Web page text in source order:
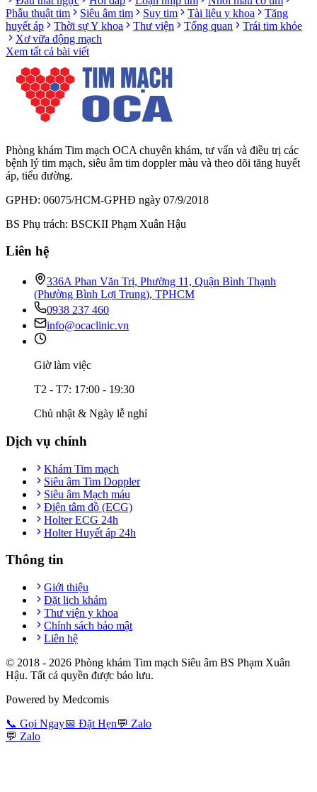
Phẫu thuật tim
Siêu âm tim Suy tim Tài liệu y khoa
Tăng
huyết áp
Thời sự Y khoa Thư viện Tổng quan
Trái tim khỏe
Xơ vữa động mạch
Xem tất cả bài viết
Phòng khám Tim mạch OCA chuyên khám, tư vấn và điều trị các
bệnh lý tim mạch, siêu âm tim doppler màu và theo dõi tăng huyết
áp, tiểu đường.
GPHĐ: 06075/HCM-GPHĐ ngày 07/9/2018
BS Phụ trách: BSCKII Phạm Xuân Hậu
Liên hệ
336A Phan Văn Trị, Phường 11, Quận Bình Thạnh
(Phường Bình Lợi Trung), TPHCM
0938 237 460
info@ocaclinic.vn
Giờ làm việc
T2 - T7: 17:00 - 19:30
Chủ nhật & Ngày lễ nghỉ
Dịch vụ chính
Khám Tim mạch
Siêu âm Tim Doppler
Siêu âm Mạch máu
Điện tâm đồ (ECG)
Holter ECG 24h
Holter Huyết áp 24h
Thông tin
Giới thiệu
Đặt lịch khám
Thư viện y khoa
Chính sách bảo mật
Liên hệ
© 2018 - 2026 Phòng khám Tim mạch Siêu âm BS Phạm Xuân
Hậu. Tất cả quyền được bảo lưu.
Powered by Medcomis
📞 Gọi Ngay📅 Đặt Hẹn💬 Zalo
💬 Zalo